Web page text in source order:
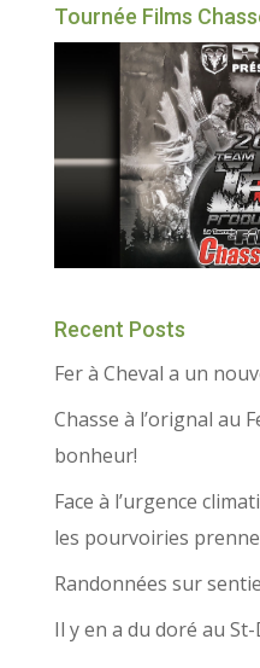
Tournée Films
Recent Posts
Fer à Cheval a un
Chasse à l’orignal au
bonheur!
Face à l’urgence
les pourvoiries
Randonnées sur
Il y en a du doré au St-